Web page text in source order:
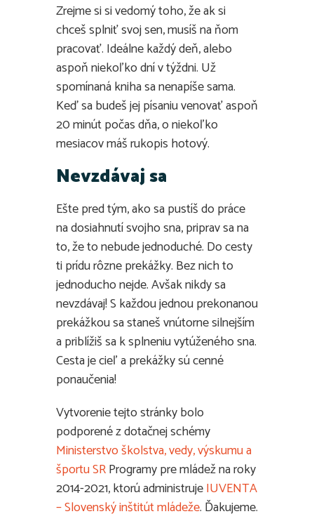
Zrejme si si vedomý toho, že ak si
chceš splniť svoj sen, musíš na ňom
pracovať. Ideálne každý deň, alebo
aspoň niekoľko dní v týždni. Už
spomínaná kniha sa nenapíše sama.
Keď sa budeš jej písaniu venovať aspoň
20 minút počas dňa, o niekoľko
mesiacov máš rukopis hotový.
Nevzdávaj sa
Ešte pred tým, ako sa pustíš do práce
na dosiahnutí svojho sna, priprav sa na
to, že to nebude jednoduché. Do cesty
ti prídu rôzne prekážky. Bez nich to
jednoducho nejde. Avšak nikdy sa
nevzdávaj! S každou jednou prekonanou
prekážkou sa staneš vnútorne silnejším
a priblížiš sa k splneniu vytúženého sna.
Cesta je cieľ a prekážky sú cenné
ponaučenia!
Vytvorenie tejto stránky bolo
podporené z dotačnej schémy
Ministerstvo školstva, vedy, výskumu a
športu SRProgramy pre mládež na roky
2014-2021, ktorú administrujeIUVENTA
– Slovenský inštitút mládeže. Ďakujeme.